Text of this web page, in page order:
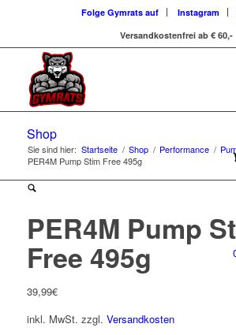
Folge Gymrats auf Instagram
Versandkostenfrei ab € 60,-
Shop
Sie sind hier: Startseite / Shop / Performance /
PER4M Pump Stim Free 495g
PER4M Pump
Free 495g
39,99€
inkl. MwSt. zzgl. Versandkosten